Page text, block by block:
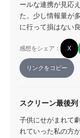
ールな連携が見応
た。少し情報量が
に行って損はない
感想をシェア： X
リンクをコピー
スクリーン最後列
子供にせがまれて
れていった私の方